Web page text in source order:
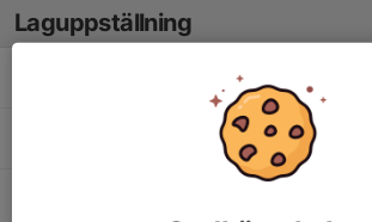
Laguppställning